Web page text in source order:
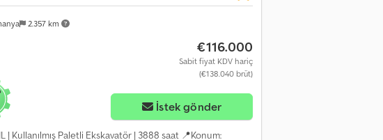
ve operatörleri için kullanışlı araçlar ve kaynaklar
2.357 km
€116.000
Sabit fiyat KDV hariç
(€138.040 brüt)
İstek gönder
| Kullanılmış Paletli Ekskavatör | 3888 saat 📍Konum: